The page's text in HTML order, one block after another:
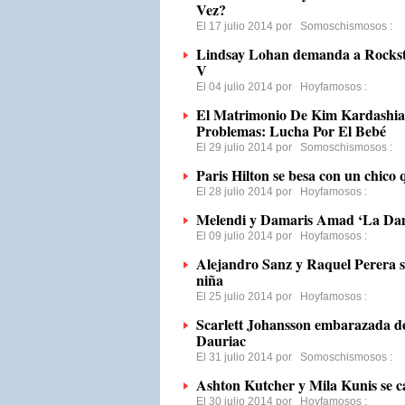
Vez?
El 17 julio 2014 por Somoschismosos :
Lindsay Lohan demanda a
V
El 04 julio 2014 por Hoyfamosos :
El Matrimonio De Kim
Problemas: Lucha Por El Bebé
El 29 julio 2014 por Somoschismosos :
Paris Hilton se besa con un chico
El 28 julio 2014 por Hoyfamosos :
Melendi y Damaris Amad ‘La
El 09 julio 2014 por Hoyfamosos :
Alejandro Sanz y Raquel Perera
niña
El 25 julio 2014 por Hoyfamosos :
Scarlett Johansson embarazada
Dauriac
El 31 julio 2014 por Somoschismosos :
Ashton Kutcher y Mila Kunis se
El 30 julio 2014 por Hoyfamosos :